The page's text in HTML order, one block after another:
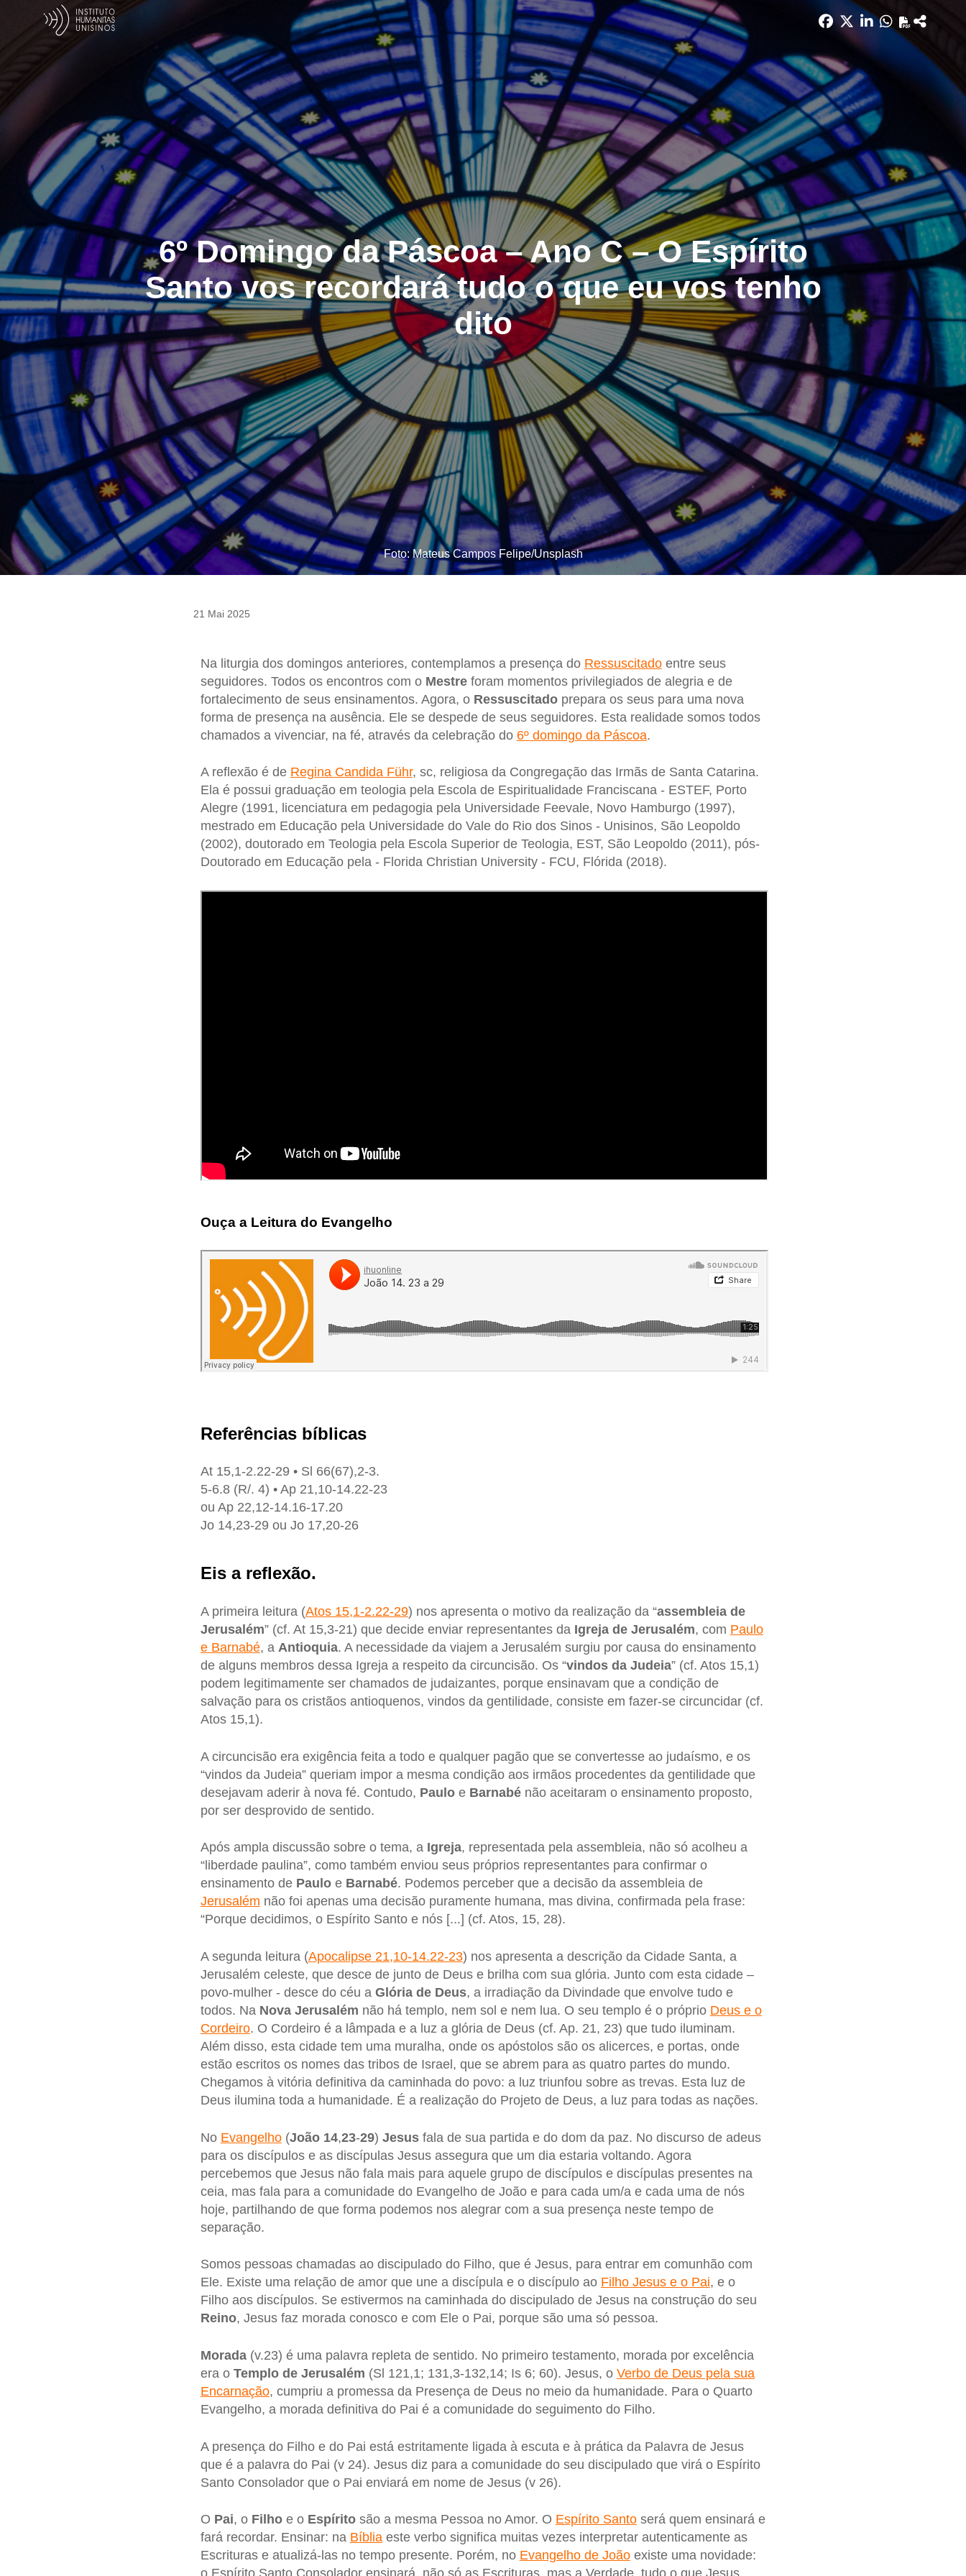
6º Domingo da Páscoa – Ano C – O Espírito
Santo vos recordará tudo o que eu vos tenho
dito
Foto: Mateus Campos Felipe/Unsplash
21 Mai 2025
Na liturgia dos domingos anteriores, contemplamos a presença do Ressuscitadoentre seus
seguidores. Todos os encontros com o Mestreforam momentos privilegiados de alegria e de
fortalecimento de seus ensinamentos. Agora, o Ressuscitadoprepara os seus para uma nova
forma de presença na ausência. Ele se despede de seus seguidores. Esta realidade somos todos
chamados a vivenciar, na fé, através da celebração do 6º domingo da Páscoa.
A reflexão é de Regina Candida Führ, sc, religiosa da Congregação das Irmãs de Santa Catarina.
Ela é possui graduação em teologia pela Escola de Espiritualidade Franciscana - ESTEF, Porto
Alegre (1991, licenciatura em pedagogia pela Universidade Feevale, Novo Hamburgo (1997),
mestrado em Educação pela Universidade do Vale do Rio dos Sinos - Unisinos, São Leopoldo
(2002), doutorado em Teologia pela Escola Superior de Teologia, EST, São Leopoldo (2011), pós-
Doutorado em Educação pela - Florida Christian University - FCU, Flórida (2018).
Ouça a Leitura do Evangelho
Referências bíblicas
At 15,1-2.22-29 • Sl 66(67),2-3.
5-6.8 (R/. 4) • Ap 21,10-14.22-23
ou Ap 22,12-14.16-17.20
Jo 14,23-29 ou Jo 17,20-26
Eis a reflexão.
A primeira leitura (Atos 15,1-2.22-29) nos apresenta o motivo da realização da “assembleia de
Jerusalém” (cf. At 15,3-21) que decide enviar representantes da Igreja de Jerusalém, com Paulo
e Barnabé, a Antioquia. A necessidade da viajem a Jerusalém surgiu por causa do ensinamento
de alguns membros dessa Igreja a respeito da circuncisão. Os “vindos da Judeia” (cf. Atos 15,1)
podem legitimamente ser chamados de judaizantes, porque ensinavam que a condição de
salvação para os cristãos antioquenos, vindos da gentilidade, consiste em fazer-se circuncidar (cf.
Atos 15,1).
A circuncisão era exigência feita a todo e qualquer pagão que se convertesse ao judaísmo, e os
“vindos da Judeia” queriam impor a mesma condição aos irmãos procedentes da gentilidade que
desejavam aderir à nova fé. Contudo, Pauloe Barnabénão aceitaram o ensinamento proposto,
por ser desprovido de sentido.
Após ampla discussão sobre o tema, a Igreja, representada pela assembleia, não só acolheu a
“liberdade paulina”, como também enviou seus próprios representantes para confirmar o
ensinamento de Pauloe Barnabé. Podemos perceber que a decisão da assembleia de
Jerusalém não foi apenas uma decisão puramente humana, mas divina, confirmada pela frase:
“Porque decidimos, o Espírito Santo e nós [...] (cf. Atos, 15, 28).
A segunda leitura (Apocalipse 21,10-14.22-23) nos apresenta a descrição da Cidade Santa, a
Jerusalém celeste, que desce de junto de Deus e brilha com sua glória. Junto com esta cidade –
povo-mulher - desce do céu a Glória de Deus, a irradiação da Divindade que envolve tudo e
todos. Na Nova Jerusalém não há templo, nem sol e nem lua. O seu templo é o próprio Deus e o
Cordeiro. O Cordeiro é a lâmpada e a luz a glória de Deus (cf. Ap. 21, 23) que tudo iluminam.
Além disso, esta cidade tem uma muralha, onde os apóstolos são os alicerces, e portas, onde
estão escritos os nomes das tribos de Israel, que se abrem para as quatro partes do mundo.
Chegamos à vitória definitiva da caminhada do povo: a luz triunfou sobre as trevas. Esta luz de
Deus ilumina toda a humanidade. É a realização do Projeto de Deus, a luz para todas as nações.
No Evangelho(João 14,23-29) Jesusfala de sua partida e do dom da paz. No discurso de adeus
para os discípulos e as discípulas Jesus assegura que um dia estaria voltando. Agora
percebemos que Jesus não fala mais para aquele grupo de discípulos e discípulas presentes na
ceia, mas fala para a comunidade do Evangelho de João e para cada um/a e cada uma de nós
hoje, partilhando de que forma podemos nos alegrar com a sua presença neste tempo de
separação.
Somos pessoas chamadas ao discipulado do Filho, que é Jesus, para entrar em comunhão com
Ele. Existe uma relação de amor que une a discípula e o discípulo ao Filho Jesus e o Pai, e o
Filho aos discípulos. Se estivermos na caminhada do discipulado de Jesus na construção do seu
Reino, Jesus faz morada conosco e com Ele o Pai, porque são uma só pessoa.
Morada(v.23) é uma palavra repleta de sentido. No primeiro testamento, morada por excelência
era o Templo de Jerusalém (Sl 121,1; 131,3-132,14; Is 6; 60). Jesus, o Verbo de Deus pela sua
Encarnação, cumpriu a promessa da Presença de Deus no meio da humanidade. Para o Quarto
Evangelho, a morada definitiva do Pai é a comunidade do seguimento do Filho.
A presença do Filho e do Pai está estritamente ligada à escuta e à prática da Palavra de Jesus
que é a palavra do Pai (v 24). Jesus diz para a comunidade do seu discipulado que virá o Espírito
Santo Consolador que o Pai enviará em nome de Jesus (v 26).
O Pai, o Filhoe o Espíritosão a mesma Pessoa no Amor. O Espírito Santoserá quem ensinará e
fará recordar. Ensinar: na Bíbliaeste verbo significa muitas vezes interpretar autenticamente as
Escrituras e atualizá-las no tempo presente. Porém, no Evangelho de Joãoexiste uma novidade: